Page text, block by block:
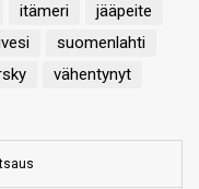
itämeri
jääpeite
suomenlahti
vähentynyt